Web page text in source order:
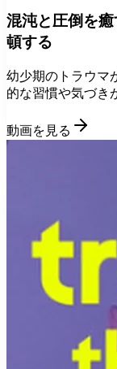
混沌と圧倒を
頓する
幼少期のトラウマ
的な習慣や気づき
動画を見る